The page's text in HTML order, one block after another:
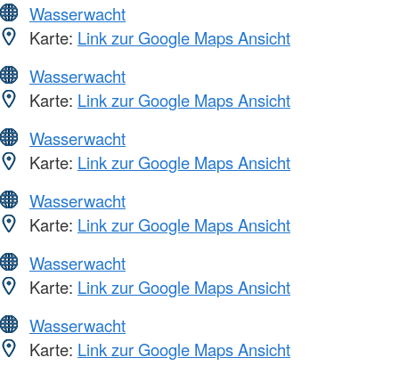
Wasserwacht
Karte: Link zur Google Maps Ansicht
Wasserwacht
Karte: Link zur Google Maps Ansicht
Wasserwacht
Karte: Link zur Google Maps Ansicht
Wasserwacht
Karte: Link zur Google Maps Ansicht
Wasserwacht
Karte: Link zur Google Maps Ansicht
Wasserwacht
Karte: Link zur Google Maps Ansicht